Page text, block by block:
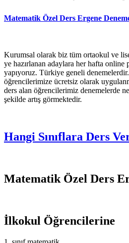
Matematik Özel Ders Ergene
Kurumsal olarak biz tüm ortaokul ve
ye hazırlanan adaylara her hafta online
yapıyoruz. Türkiye geneli
öğrencilerimize ücretsiz olarak
ders alan öğrencilerimiz denemelerde
şekilde artış görmektedir.
Hangi Sınıflara Ders
Matematik Özel Ders
İlkokul Öğrencilerine